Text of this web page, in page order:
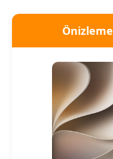
Önizleme